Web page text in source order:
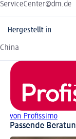
ServiceCenter@dm.de
Hergestellt in
China
von Profissimo
Passende